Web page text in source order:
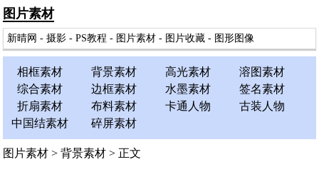
图片素材
新晴网 - 摄影 - PS教程 - 图片素材 - 图片收藏 - 图形图像
相框素材 背景素材 高光素材
溶图素材
综合素材
边框素材 水墨素材
签名素材
折扇素材
布料素材 卡通人物
古装人物
中国结素材
碎屏素材
图片素材 > 背景素材 > 正文